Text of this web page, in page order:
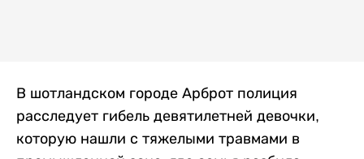
В шотландском городе Арброт полиция
расследует гибель девятилетней девочки,
которую нашли с тяжелыми травмами в